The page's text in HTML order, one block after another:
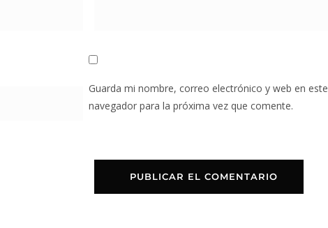
Guarda mi nombre, correo electrónico y web en este
navegador para la próxima vez que comente.